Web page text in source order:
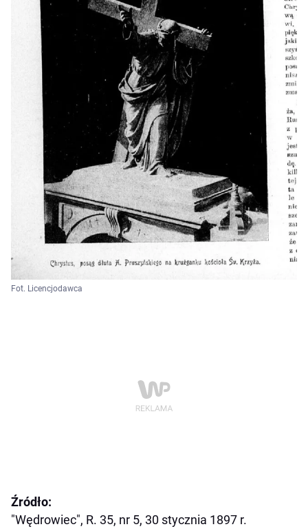
Fot. Licencjodawca
Źródło:
"Wędrowiec", R. 35, nr 5, 30 stycznia 1897 r.